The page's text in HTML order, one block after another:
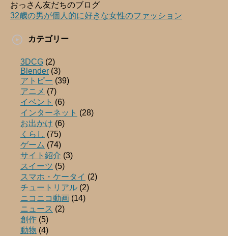
おっさん友だちのブログ
32歳の男が個人的に好きな女性のファッション
カテゴリー
3DCG (2)
Blender (3)
アトピー (39)
アニメ (7)
イベント (6)
インターネット (28)
お出かけ (6)
くらし (75)
ゲーム (74)
サイト紹介 (3)
スイーツ (5)
スマホ・ケータイ (2)
チュートリアル (2)
ニコニコ動画 (14)
ニュース (2)
創作 (5)
動物 (4)